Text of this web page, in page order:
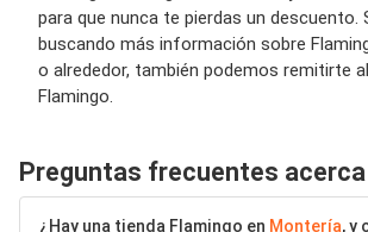
para que nunca te pierdas un descuento.
buscando más información sobre
o alrededor, también podemos remitirte
Flamingo.
Preguntas frecuentes acerca
¿Hay una tienda Flamingo en Montería, y